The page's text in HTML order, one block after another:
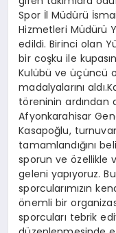
Spor İl Müdürü
Hizmetleri Müdürü
edildi. Birinci olan
bir coşku ile
Kulübü ve üçüncü
madalyalarını
töreninin ardından
Afyonkarahisar
Kasapoğlu,
tamamlandığını
sporun ve özellikle
geleni yapıyoruz.
sporcularımızın
önemli bir
sporcuları tebrik